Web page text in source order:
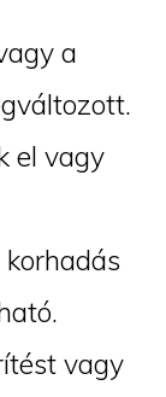
a
el vagy
vagy